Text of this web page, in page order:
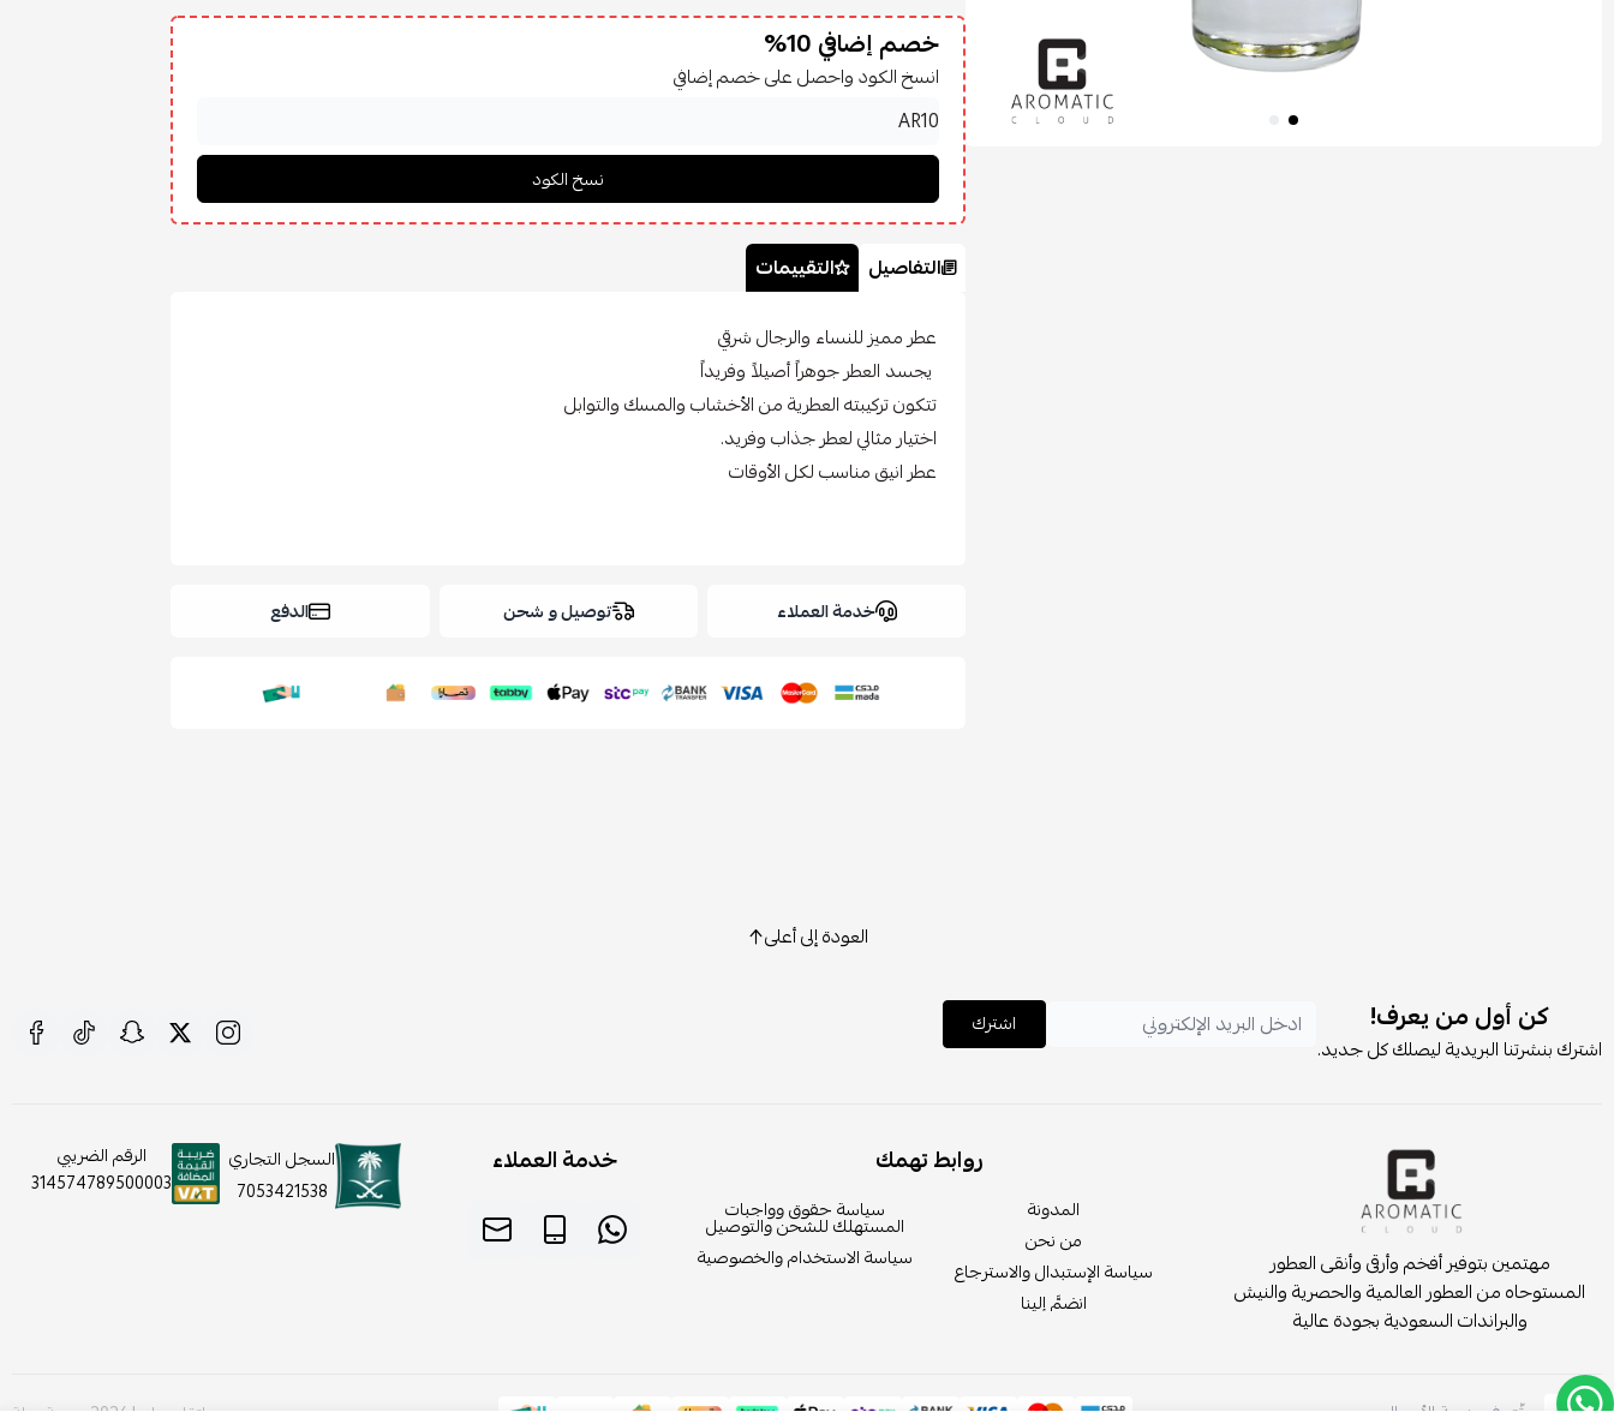
خصم إضافي 10%
انسخ الكود واحصل على خصم إضافي
التفاصيل التقييمات
عطر مميز للنساء والرجال شرقي
يجسد العطر جوهراً أصيلاً وفريداً
تتكون تركيبته العطرية من الأخشاب والمسك والتوابل
اختيار مثالي لعطر جذاب وفريد.
عطر انيق مناسب لكل الأوقات
خدمة العملاء توصيل و شحن الدفع
العودة إلى أعلى
كن أول من يعرف!
اشترك بنشرتنا البريدية ليصلك كل جديد.
اشترك
مهتمين بتوفير أفخم وأرقى وأنقى العطور
المستوحاه من العطور العالمية والحصرية والنيش
والبراندات السعودية بجودة عالية
روابط تهمك
المدونة
من نحن
سياسة الإستبدال والاسترجاع
انضمَّ إلينا
سياسة حقوق وواجبات
المستهلك للشحن والتوصيل
سياسة الاستخدام والخصوصية
خدمة العملاء
السجل التجاري
7053421538
الرقم الضريبي
314574789500003
موثّق في منصة الأعمال صنع بإتقان على | 2026 منصة سلة